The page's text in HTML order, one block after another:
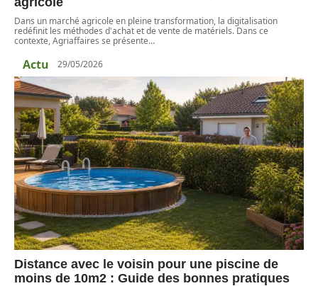
Dans un marché agricole en pleine transformation, la digitalisation
redéfinit les méthodes d'achat et de vente de matériels. Dans ce
contexte, Agriaffaires se présente…
Actu 29/05/2026
Distance avec le voisin pour une piscine de
moins de 10m2 : Guide des bonnes pratiques